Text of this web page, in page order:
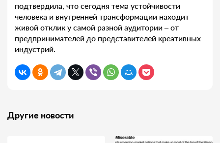
подтвердила, что сегодня тема устойчивости
человека и внутренней трансформации находит
живой отклик у самой разной аудитории – от
предпринимателей до представителей креативных
индустрий.
Другие новости